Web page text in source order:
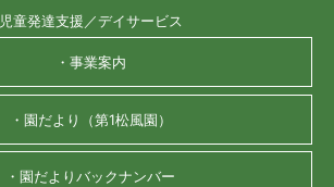
児童発達支援／デイサービス
・事業案内
・園だより（第1松風園）
・園だよりバックナンバー